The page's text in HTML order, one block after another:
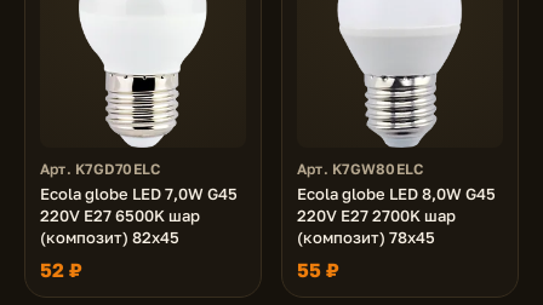
Арт. K7GD70ELC
Ecola globe LED 7,0W G45
220V E27 6500K шар
(композит) 82x45
52 ₽
Арт. K7GW80ELC
Ecola globe LED 8,0W G45
220V E27 2700K шар
(композит) 78x45
55 ₽